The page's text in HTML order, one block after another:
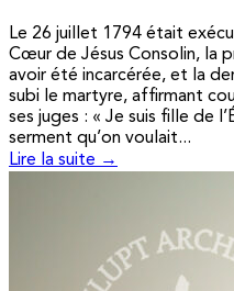
Le 26 juillet 1794 était
Cœur de Jésus Consolin, la
avoir été incarcérée, et la
subi le martyre, affirmant
ses juges : « Je suis fille de
serment qu’on voulait...
Lire la suite →